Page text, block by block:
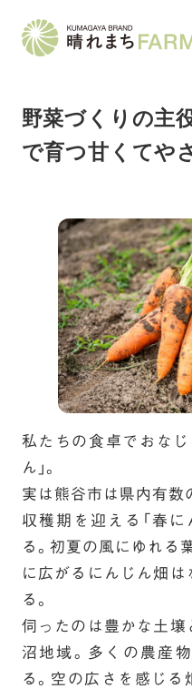
野菜づくりの主
で育つ甘くてや
私たちの食卓でおなじ
ん」。
実は熊谷市は県内有数
収穫期を迎える「春
る。初夏の風にゆれる
に広がるにんじん畑
る。
伺ったのは豊かな土
沼地域。多くの農産
る。空の広さを感じ